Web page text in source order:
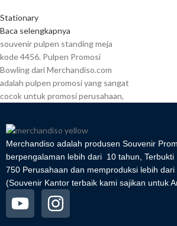
Stationary
Baca selengkapnya
souvenir pulpen standing meja
kode 4456. Pulpen Promosi
Bowling dari Merchandiso.com
adalah pulpen promosi yang sangat
cocok untuk promosi perusahaan,
Merchandiso adalah produsen Souvenir
berpengalaman lebih dari 10 tahun, Terbukti
750 Perusahaan dan memproduksi lebih
(Souvenir Kantor terbaik kami sajikan untuk